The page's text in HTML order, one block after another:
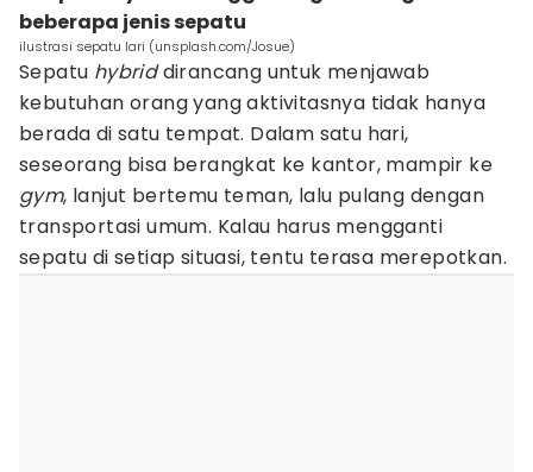
beberapa jenis sepatu
ilustrasi sepatu lari (unsplash.com/Josue)
Sepatu hybriddirancang untuk menjawab
kebutuhan orang yang aktivitasnya tidak hanya
berada di satu tempat. Dalam satu hari,
seseorang bisa berangkat ke kantor, mampir ke
gym, lanjut bertemu teman, lalu pulang dengan
transportasi umum. Kalau harus mengganti
sepatu di setiap situasi, tentu terasa merepotkan.